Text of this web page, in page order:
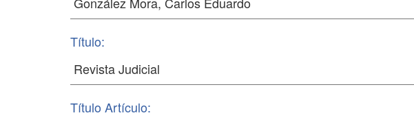
Título:
Título Artículo: